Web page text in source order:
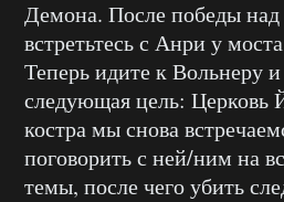
Демона. После победы
встретьтесь с Анри у
Теперь идите к Вольнеру
следующая цель: Церковь
костра мы снова
поговорить с ней/ним на
темы, после чего убить